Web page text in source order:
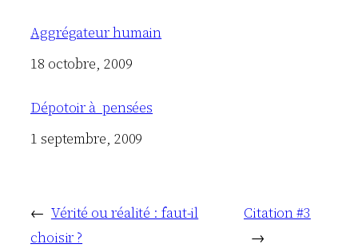
Aggrégateur humain
Date
18 octobre, 2009
Dépotoir à pensées
Date
1 septembre, 2009
← Vérité ou réalité : faut-il
choisir ?
Citation #3
→